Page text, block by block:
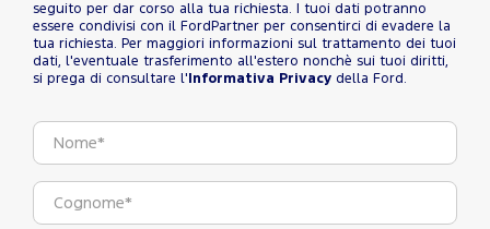
seguito per dar corso alla tua richiesta. I tuoi dati potranno
essere condivisi con il FordPartner per consentirci di evadere la
tua richiesta. Per maggiori informazioni sul trattamento dei tuoi
dati, l'eventuale trasferimento all'estero nonchè sui tuoi diritti,
si prega di consultare l' Informativa Privacy della Ford.